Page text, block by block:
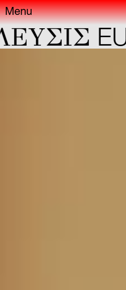
Menu